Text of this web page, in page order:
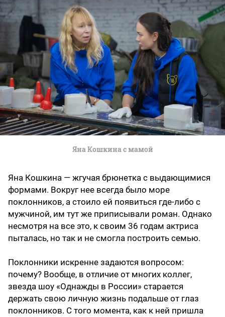
Яна Кошкина с мамой
Яна Кошкина — жгучая брюнетка с выдающимися
формами. Вокруг нее всегда было море
поклонников, а стоило ей появиться где-либо с
мужчиной, им тут же приписывали роман. Однако
несмотря на все это, к своим 36 годам актриса
пыталась, но так и не смогла построить семью.
Поклонники искренне задаются вопросом:
почему? Вообще, в отличие от многих коллег,
звезда шоу «Однажды в России» старается
держать свою личную жизнь подальше от глаз
поклонников. С того момента, как к ней пришла